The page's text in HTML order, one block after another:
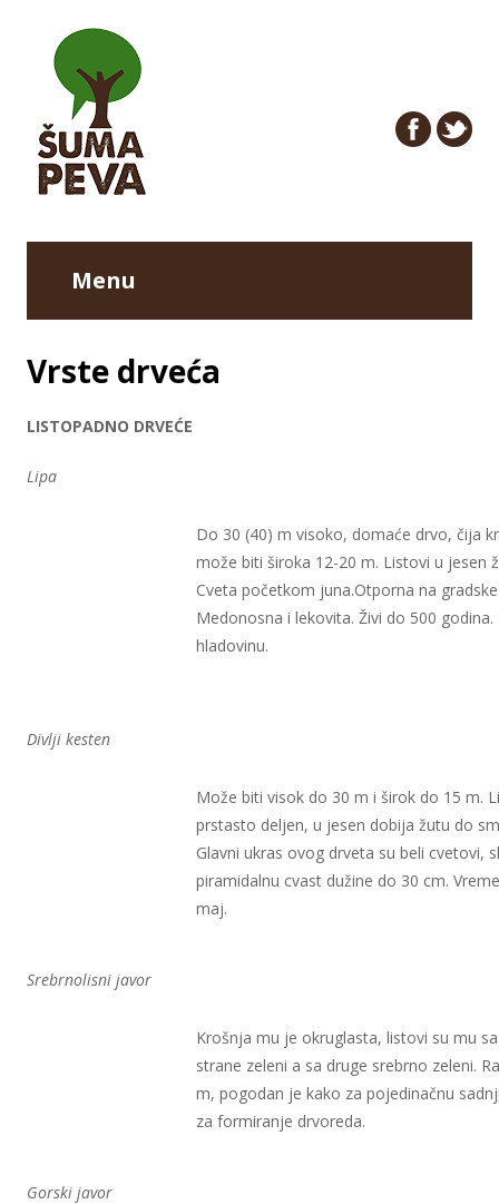
Menu
Vrste drveća
LISTOPADNO DRVEĆE
Lipa
Do 30 (40) m visoko, domaće drvo, čija
može biti široka 12-20 m. Listovi u jesen
Cveta početkom juna.Otporna na
Medonosna i lekovita. Živi do 500
hladovinu.
Divlji kesten
Može biti visok do 30 m i širok do 15 m.
prstasto deljen, u jesen dobija žutu do
Glavni ukras ovog drveta su beli cvetovi,
piramidalnu cvast dužine do 30 cm.
maj.
Srebrnolisni javor
Krošnja mu je okruglasta, listovi su mu
strane zeleni a sa druge srebrno zeleni.
m, pogodan je kako za pojedinačnu
za formiranje drvoreda.
Gorski javor